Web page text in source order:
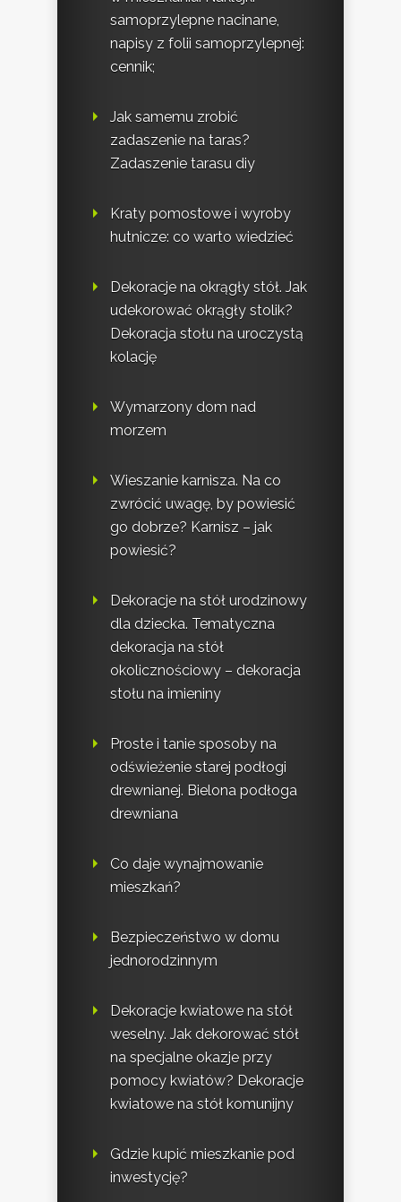
samoprzylepne nacinane,
napisy z folii samoprzylepnej:
cennik;
Jak samemu zrobić
zadaszenie na taras?
Zadaszenie tarasu diy
Kraty pomostowe i wyroby
hutnicze: co warto wiedzieć
Dekoracje na okrągły stół. Jak
udekorować okrągły stolik?
Dekoracja stołu na uroczystą
kolację
Wymarzony dom nad
morzem
Wieszanie karnisza. Na co
zwrócić uwagę, by powiesić
go dobrze? Karnisz – jak
powiesić?
Dekoracje na stół urodzinowy
dla dziecka. Tematyczna
dekoracja na stół
okolicznościowy – dekoracja
stołu na imieniny
Proste i tanie sposoby na
odświeżenie starej podłogi
drewnianej. Bielona podłoga
drewniana
Co daje wynajmowanie
mieszkań?
Bezpieczeństwo w domu
jednorodzinnym
Dekoracje kwiatowe na stół
weselny. Jak dekorować stół
na specjalne okazje przy
pomocy kwiatów? Dekoracje
kwiatowe na stół komunijny
Gdzie kupić mieszkanie pod
inwestycję?